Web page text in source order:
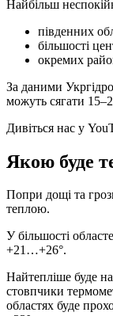
Найбільш
південних
більшості
окремих
За даними
можуть сягати
Дивіться нас у
Якою буде
Попри дощі та
теплою.
У більшості
+21…+26°.
Найтепліше буде
стовпчики
областях буде